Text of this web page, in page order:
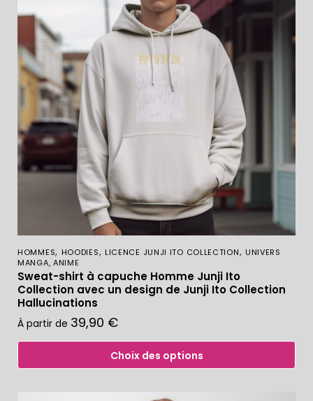
HOMMES, HOODIES, LICENCE JUNJI ITO COLLECTION, UNIVERS
MANGA, ANIME
Sweat-shirt à capuche Homme Junji Ito
Collection avec un design de Junji Ito Collection
Hallucinations
À partir de 39,90 €
Choix des options